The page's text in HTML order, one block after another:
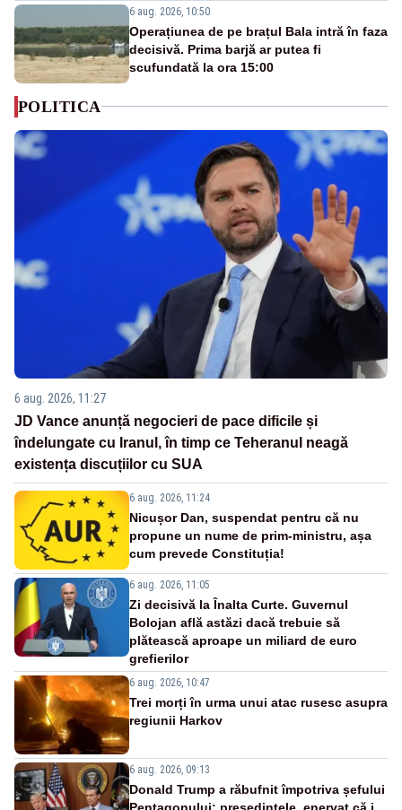
6 aug. 2026, 10:50
Operațiunea de pe brațul Bala intră în faza
decisivă. Prima barjă ar putea fi
scufundată la ora 15:00
POLITICA
6 aug. 2026, 11:27
JD Vance anunță negocieri de pace dificile și
îndelungate cu Iranul, în timp ce Teheranul neagă
existența discuțiilor cu SUA
6 aug. 2026, 11:24
Nicușor Dan, suspendat pentru că nu
propune un nume de prim-ministru, așa
cum prevede Constituția!
6 aug. 2026, 11:05
Zi decisivă la Înalta Curte. Guvernul
Bolojan află astăzi dacă trebuie să
plătească aproape un miliard de euro
grefierilor
6 aug. 2026, 10:47
Trei morți în urma unui atac rusesc asupra
regiunii Harkov
6 aug. 2026, 09:13
Donald Trump a răbufnit împotriva șefului